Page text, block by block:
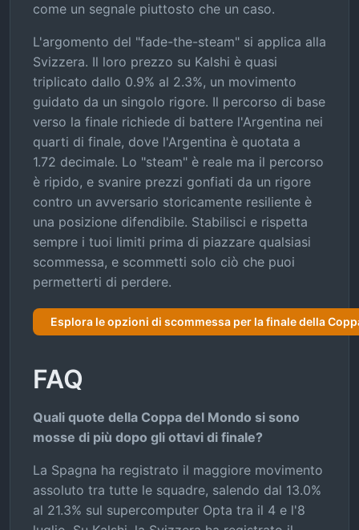
come un segnale piuttosto che un caso.
L'argomento del "fade-the-steam" si applica alla
Svizzera. Il loro prezzo su Kalshi è quasi
triplicato dallo 0.9% al 2.3%, un movimento
guidato da un singolo rigore. Il percorso di base
verso la finale richiede di battere l'Argentina nei
quarti di finale, dove l'Argentina è quotata a
1.72 decimale. Lo "steam" è reale ma il percorso
è ripido, e svanire prezzi gonfiati da un rigore
contro un avversario storicamente resiliente è
una posizione difendibile. Stabilisci e rispetta
sempre i tuoi limiti prima di piazzare qualsiasi
scommessa, e scommetti solo ciò che puoi
permetterti di perdere.
Esplora le opzioni di scommessa per la finale della
FAQ
Quali quote della Coppa del Mondo si sono
mosse di più dopo gli ottavi di finale?
La Spagna ha registrato il maggiore movimento
assoluto tra tutte le squadre, salendo dal 13.0%
al 21.3% sul supercomputer Opta tra il 4 e l'8